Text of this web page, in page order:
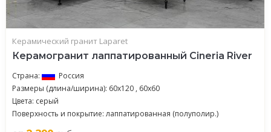
Керамический гранит Laparet
Керамогранит лаппатированный Cineria River
Страна:
Россия
Размеры (длина/ширина): 60x120 , 60x60
Цвета: серый
Поверхность и покрытие: лаппатированная (полуполир.)